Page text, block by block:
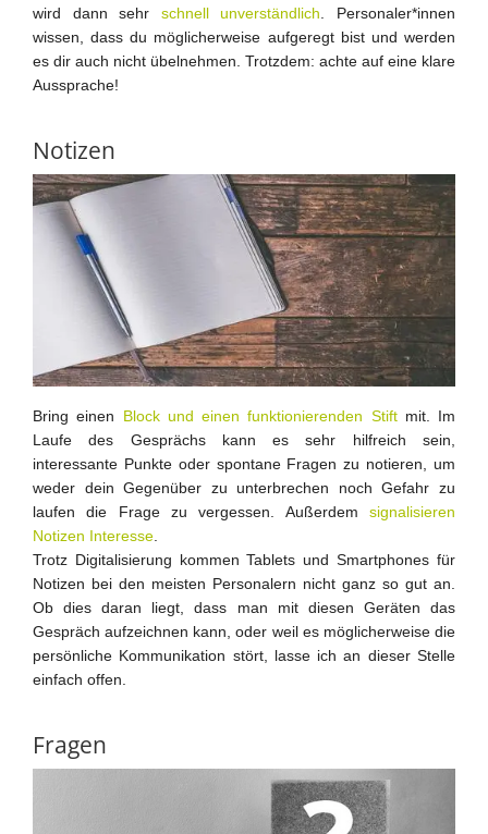
wird dann sehr schnell unverständlich. Personaler*innen
wissen, dass du möglicherweise aufgeregt bist und werden
es dir auch nicht übelnehmen. Trotzdem: achte auf eine klare
Aussprache!
Notizen
Bring einen Block und einen funktionierenden Stift mit. Im
Laufe des Gesprächs kann es sehr hilfreich sein,
interessante Punkte oder spontane Fragen zu notieren, um
weder dein Gegenüber zu unterbrechen noch Gefahr zu
laufen die Frage zu vergessen. Außerdem signalisieren
Notizen Interesse
Trotz Digitalisierung kommen Tablets und Smartphones für
Notizen bei den meisten Personalern nicht ganz so gut an.
Ob dies daran liegt, dass man mit diesen Geräten das
Gespräch aufzeichnen kann, oder weil es möglicherweise die
persönliche Kommunikation stört, lasse ich an dieser Stelle
einfach offen.
Fragen